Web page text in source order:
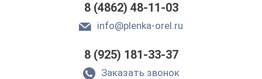
8 (4862) 48-11-03
info@plenka-orel.ru
8 (925) 181-33-37
Заказать звонок